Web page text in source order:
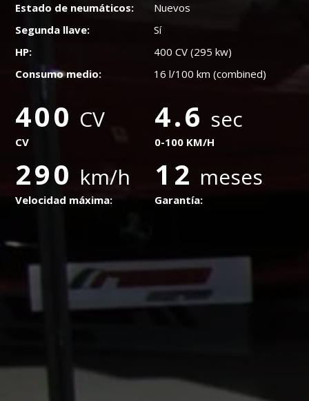
Estado de neumáticos:
Nuevos
Segunda llave:
Sí
HP:
400 CV (295 kw)
Consumo medio:
16 l/100 km (combined)
12 meses
Garantía:
400 CV
CV
4.6 sec
0-100 KM/H
290 km/h
Velocidad máxima: